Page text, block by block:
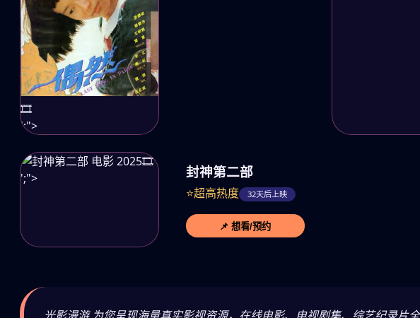
🎞️
';">
🎞️
';">
封神第二部
⭐超高热度 32天后上映
📌 想看/预约